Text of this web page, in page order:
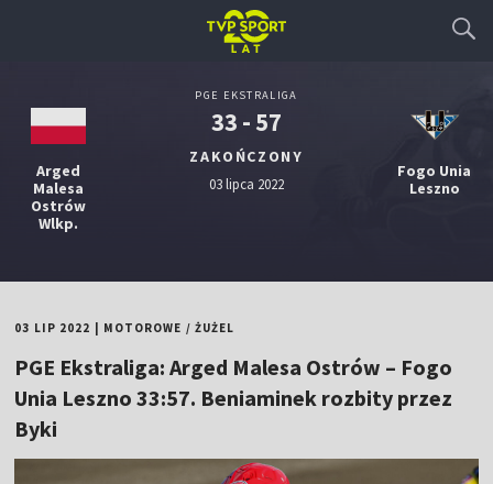
Arged
Malesa
Ostrów
Wlkp.
PGE EKSTRALIGA
33 - 57
ZAKOŃCZONY
03 lipca 2022
Fogo Unia
Leszno
03 LIP 2022 MOTOROWE / ŻUŻEL
PGE Ekstraliga: Arged Malesa Ostrów – Fogo
Unia Leszno 33:57. Beniaminek rozbity przez
Byki